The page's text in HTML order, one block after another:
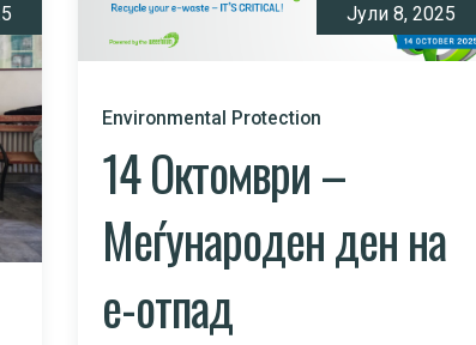
Јули 8, 2025
Environmental Protection
14 Октомври –
Меѓународен ден на
е-отпад​